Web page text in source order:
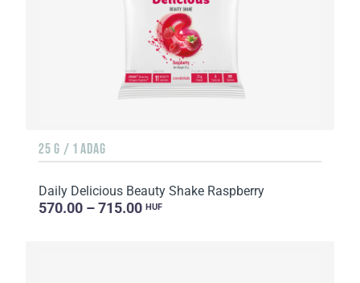
25 G / 1 ADAG
Daily Delicious Beauty Shake Raspberry
570.00 – 715.00 HUF